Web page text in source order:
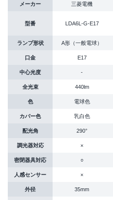
メーカー 三菱電機
型番 LDA6L-G-E17
ランプ形状 A形（一般電球）
口金 E17
中心光度 -
全光束 440lm
色 電球色
カバー色 乳白色
配光角 290°
調光器対応 ×
密閉器具対応 ○
人感センサー ×
外径 35mm